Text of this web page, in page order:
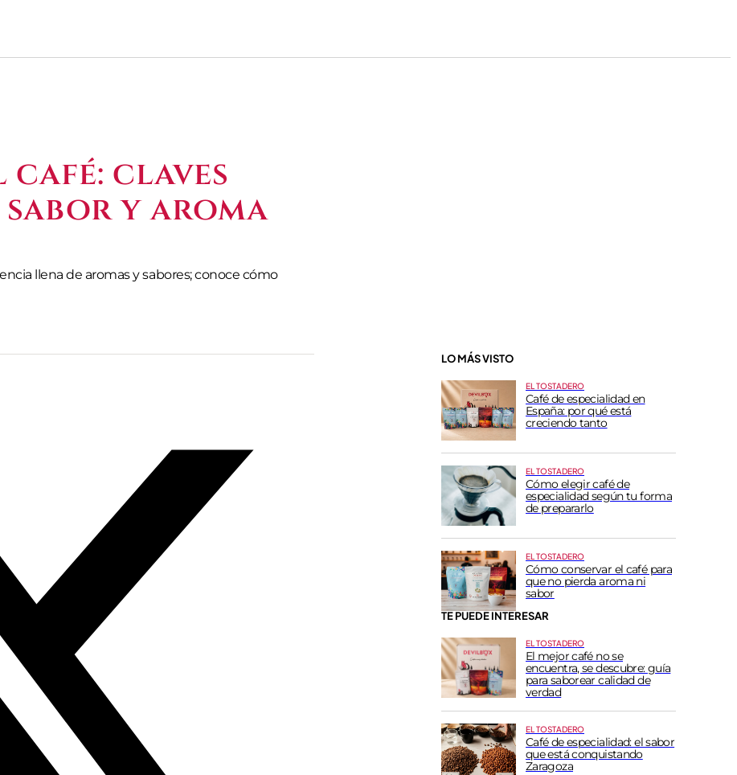
café: claves
y aroma
llena de aromas y sabores; conoce cómo
LO MÁS VISTO
EL TOSTADERO
Café de especialidad en
España: por qué está
creciendo tanto
EL TOSTADERO
Cómo elegir café de
especialidad según tu forma
de prepararlo
EL TOSTADERO
Cómo conservar el café para
que no pierda aroma ni
sabor
TE PUEDE INTERESAR
EL TOSTADERO
El mejor café no se
encuentra, se descubre: guía
para saborear calidad de
verdad
EL TOSTADERO
Café de especialidad: el sabor
que está conquistando
Zaragoza